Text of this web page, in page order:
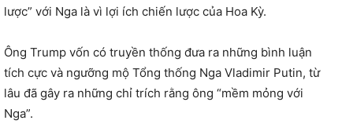
lược” với Nga là vì lợi ích chiến lược của Hoa Kỳ.
Ông Trump vốn có truyền thống đưa ra những bình luận
tích cực và ngưỡng mộ Tổng thống Nga Vladimir Putin, từ
lâu đã gây ra những chỉ trích rằng ông “mềm mỏng với
Nga”.